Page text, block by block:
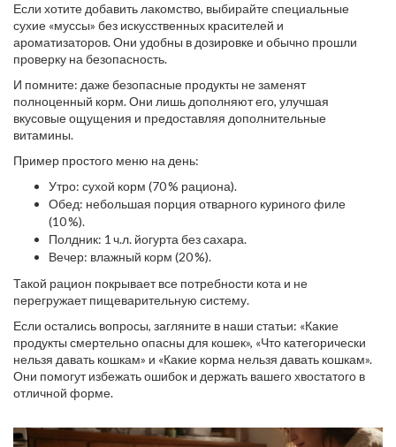
Если хотите добавить лакомство, выбирайте специальные
сухие «муссы» без искусственных красителей и
ароматизаторов. Они удобны в дозировке и обычно прошли
проверку на безопасность.
И помните: даже безопасные продукты не заменят
полноценный корм. Они лишь дополняют его, улучшая
вкусовые ощущения и предоставляя дополнительные
витамины.
Пример простого меню на день:
Утро: сухой корм (70 % рациона).
Обед: небольшая порция отварного куриного филе
(10 %).
Полдник: 1 ч.л. йогурта без сахара.
Вечер: влажный корм (20 %).
Такой рацион покрывает все потребности кота и не
перегружает пищеварительную систему.
Если остались вопросы, загляните в наши статьи: «Какие
продукты смертельно опасны для кошек», «Что категорически
нельзя давать кошкам» и «Какие корма нельзя давать кошкам».
Они помогут избежать ошибок и держать вашего хвостатого в
отличной форме.